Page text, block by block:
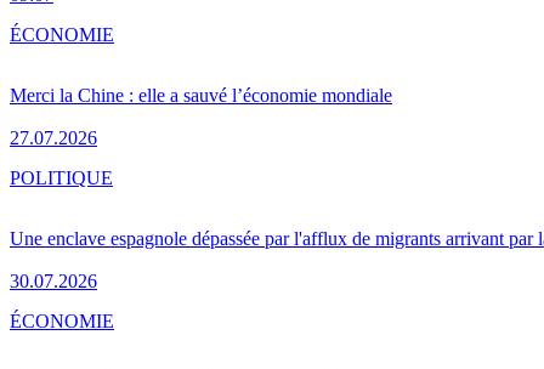
Merci la Chine : elle a sauvé l’économie mondiale
27.07.2026
ÉCONOMIE
Une enclave espagnole dépassée par l'afflux de migrants arrivant par
30.07.2026
POLITIQUE
ÉCONOMIE